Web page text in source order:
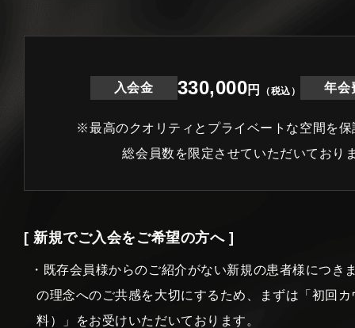
入会金 330,000円 （税込） 年会
※最高のクオリティとプライベートな空間を保
総会員数を限定させていただいており
[ 新規でご入会をご希望の方へ ]
・既存会員様からのご紹介がない新規の患者様につき
の理念へのご共感を大切にするため、まずは「初回
料）」をお受けいただいております。